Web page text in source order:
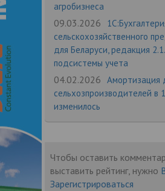
агробизнеса
09.03.2026
сельскохозяйственного
для Беларуси, редакция
подсистемы учета
04.02.2026 Амортизация
сельхозпроизводителей в
изменилось
Чтобы оставить
выставить рейтинг, нужно
Зарегистрироваться